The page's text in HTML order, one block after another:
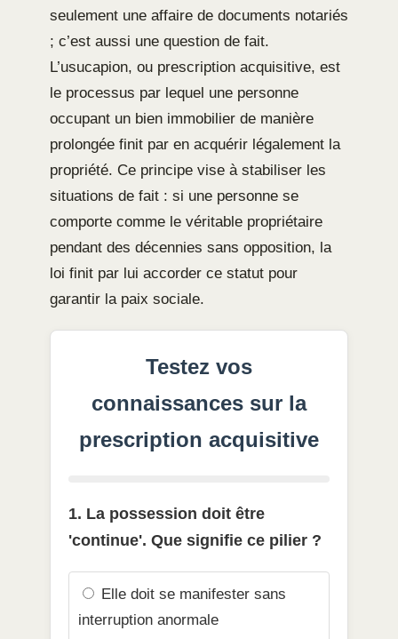
seulement une affaire de documents notariés
; c’est aussi une question de fait.
L’usucapion, ou prescription acquisitive, est
le processus par lequel une personne
occupant un bien immobilier de manière
prolongée finit par en acquérir légalement la
propriété. Ce principe vise à stabiliser les
situations de fait : si une personne se
comporte comme le véritable propriétaire
pendant des décennies sans opposition, la
loi finit par lui accorder ce statut pour
garantir la paix sociale.
Testez vos
connaissances sur la
prescription acquisitive
1. La possession doit être
'continue'. Que signifie ce pilier ?
Elle doit se manifester sans
interruption anormale